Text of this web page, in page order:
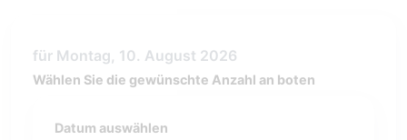
für Montag, 10. August 2026
Wählen Sie die gewünschte Anzahl an boten
Datum auswählen